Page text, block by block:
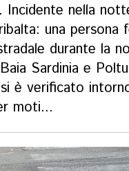
Incidente nella
una persona
durante la
Sardinia e
si è verificato
moti...